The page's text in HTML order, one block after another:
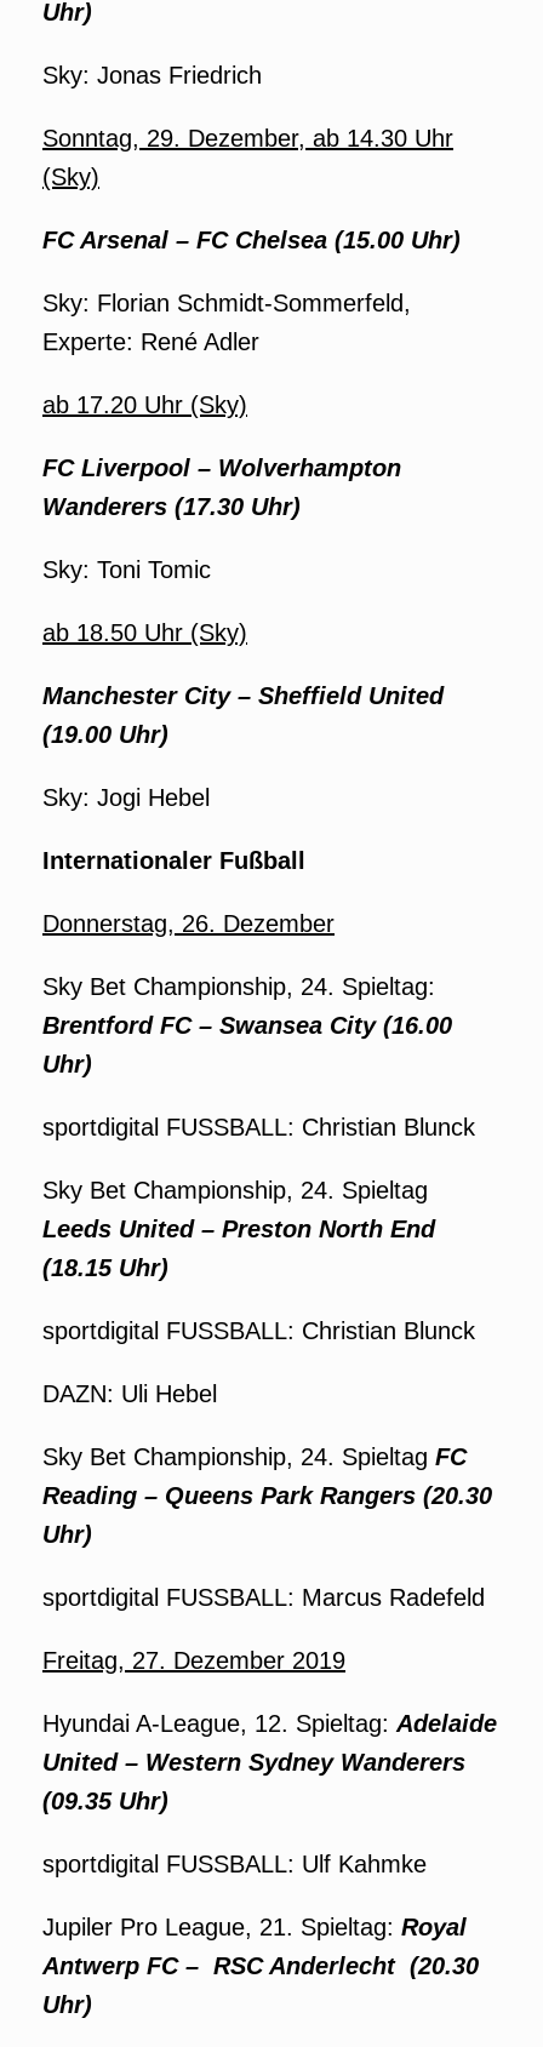
Uhr)
Sky: Jonas Friedrich
Sonntag, 29. Dezember, ab 14.30 Uhr
(Sky)
FC Arsenal – FC Chelsea (15.00 Uhr)
Sky: Florian Schmidt-Sommerfeld,
Experte: René Adler
ab 17.20 Uhr (Sky)
FC Liverpool – Wolverhampton
Wanderers (17.30 Uhr)
Sky: Toni Tomic
ab 18.50 Uhr (Sky)
Manchester City – Sheffield United
(19.00 Uhr)
Sky: Jogi Hebel
Internationaler Fußball
Donnerstag, 26. Dezember
Sky Bet Championship, 24. Spieltag:
Brentford FC – Swansea City (16.00
Uhr)
sportdigital FUSSBALL: Christian Blunck
Sky Bet Championship, 24. Spieltag
Leeds United – Preston North End
(18.15 Uhr)
sportdigital FUSSBALL: Christian Blunck
DAZN: Uli Hebel
Sky Bet Championship, 24. Spieltag FC
Reading – Queens Park Rangers (20.30
Uhr)
sportdigital FUSSBALL: Marcus Radefeld
Freitag, 27. Dezember 2019
Hyundai A-League, 12. Spieltag: Adelaide
United – Western Sydney Wanderers
(09.35 Uhr)
sportdigital FUSSBALL: Ulf Kahmke
Jupiler Pro League, 21. Spieltag: Royal
Antwerp FC – RSC Anderlecht (20.30
Uhr)